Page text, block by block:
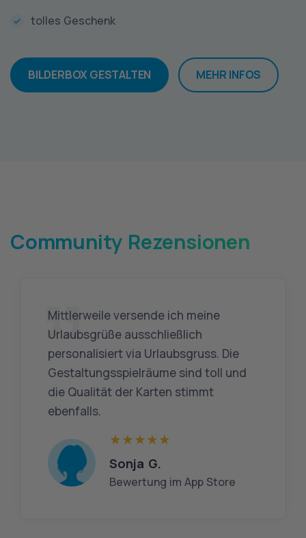
tolles Geschenk
BILDERBOX GESTALTEN MEHR INFOS
Community Rezensionen
Mittlerweile versende ich meine
Urlaubsgrüße ausschließlich
personalisiert via Urlaubsgruss. Die
Gestaltungsspielräume sind toll und
die Qualität der Karten stimmt
ebenfalls.
Sonja G.
Bewertung im App Store